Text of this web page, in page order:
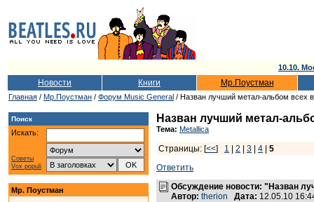
10.10.
Новости Книги Мр.Поустман
Главная / Мр.Поустман / Форум Music General / Назван лучший метал-альбом всех
Поиск
Искать:
Советы
Vox populi
Мр. Поустман
Назван лучший метал-
Тема: Metallica
Страницы: [<<] 1 2 3 4
5
Ответить
Обсуждение новости: "Назван
Автор: therion Дата: 12.05.10